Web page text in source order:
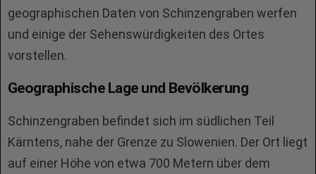
geographischen Daten von Schinzengraben werfen
und einige der Sehenswürdigkeiten des Ortes
vorstellen.
Geographische Lage und Bevölkerung
Schinzengraben befindet sich im südlichen Teil
Kärntens, nahe der Grenze zu Slowenien. Der Ort liegt
auf einer Höhe von etwa 700 Metern über dem